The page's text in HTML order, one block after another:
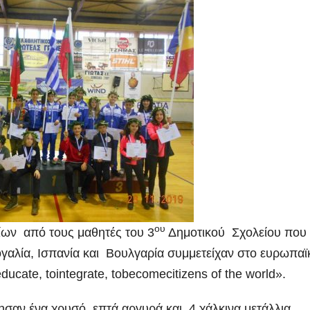
από τους μαθητές του 3ου Δημοτικού Σχολείου που
Ισπανία και Βουλγαρία συμμετείχαν στο
tointegrate, tobecomecitizens of the world».